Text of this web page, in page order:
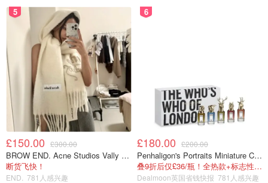
5
£150.00 £300.00
BROW END. Acne Studios Vally 刺绣围巾 白色
断货飞快！
END. 781人感兴趣
6
£180.00 £200.00
Penhaligon's Portraits Miniature Collection 香氛套装 5瓶装
叠9折后仅£36/瓶！全热款+标志性兽首头
Dealmoon英国省钱快报 781人感兴趣